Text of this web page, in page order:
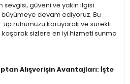
güveni ve yakın ilgisi
devam ediyoruz. Bu
ruhumuzu koruyarak ve sürekli
sizlere en iyi hizmeti sunma
Alışverişin Avantajları: İşte